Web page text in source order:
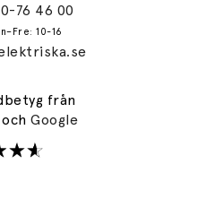
76 46 00
10-16
från
ochGoogle